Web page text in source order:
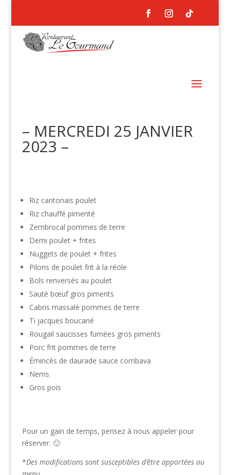
– MERCREDI 25 JANVIER
2023 –
Riz cantonais poulet
Riz chauffé pimenté
Zembrocal pommes de terre
Demi poulet + frites
Nuggets de poulet + frites
Pilons de poulet frit à la réole
Bols renversés au poulet
Sauté bœuf gros piments
Cabris massalé pommes de terre
Ti jacques boucané
Rougail saucisses fumées gros piments
Porc frit pommes de terre
Émincés de daurade sauce combava
Nems
Gros pois
Pour un gain de temps, pensez à nous appeler pour
réserver. 🙂
*Des modifications sont susceptibles d’être apportées au